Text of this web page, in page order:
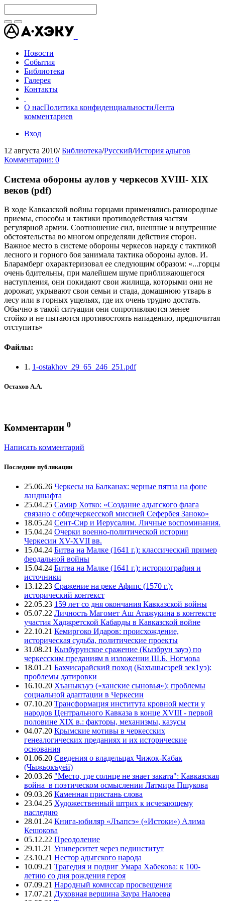
Новости
События
Библиотека
Галерея
Контакты
О насПолитика конфиденциальностиЛента
комментариев
Вход
12 августа 2010/ Библиотека/Русский/История адыгов
Комментарии: 0
Система обороны аулов у черкесов XVIII- XIX
веков (pdf)
В ходе Кавказской войны горцами применялись разнородные
приемы, способы и тактики противодействия частям
регулярной армии. Соотношение сил, внешние и внутренние
обстоятельства во многом определяли действия сторон.
Важное место в системе обороны черкесов наряду с тактикой
лесного и горного боя занимала тактика обороны аулов. И.
Бларамберг охарактеризовал ее следующим образом: «...горцы
очень бдительны, при малейшем шуме приближающегося
наступления, они покидают свои жилища, которыми они не
дорожат, укрывают свои семьи и стада, домашнюю утварь в
лесу или в горных ущельях, где их очень трудно достать.
Обычно в такой ситуации они сопротивляются менее
стойко и не пытаются противостоять нападению, предпочитая
отступить»
Файлы:
1. 1-ostakhov_29_65_246_251.pdf
Остахов А.А.
Комментарии 0
Написать комментарий
Последние публикации
25.06.26 Черкесы на Балканах: черные пятна на фоне
ландшафта
25.04.25 Самир Хотко: «Создание адыгского флага
связано с общечеркесской миссией Сефербея Заноко»
18.05.24 Сент-Сир и Иерусалим. Личные воспоминания.
15.04.24 Очерки военно-политической истории
Черкесии XV-XVII вв.
15.04.24 Битва на Малке (1641 г.): классический пример
феодальной войны
15.04.24 Битва на Малке (1641 г.): историография и
источники
13.12.23 Сражение на реке Афипс (1570 г.):
исторический контекст
22.05.23 159 лет со дня окончания Кавказской войны
05.07.22 Личность Магомет Аш Атажукина в контексте
участия Хаджретской Кабарды в Кавказской войне
22.10.21 Кемиргоко Идаров: происхождение,
историческая судьба, политические проекты
31.08.21 Кызбурунское сражение (Кызбрун зауэ) по
черкесским преданиям в изложении Ш.Б. Ногмова
18.01.21 Бахчисарайский поход (Бахъшысэрей зек1уэ):
проблемы датировки
16.10.20 Хъаныкъуэ («ханские сыновья»): проблемы
социальной адаптации в Черкесии
07.10.20 Трансформация института кровной мести у
народов Центрального Кавказа в конце XVIII - первой
половине XIX в.: факторы, механизмы, казусы
04.07.20 Крымские мотивы в черкесских
генеалогических преданиях и их исторические
основания
01.06.20 Сведения о владельцах Чижок-Кабак
(Чыжьокъуей)
20.03.26 "Место, где солнце не знает заката": Кавказская
война в поэтическом осмыслении Латмира Пшукова
09.03.26 Каменная пристань слова
23.04.25 Художественный штрих к исчезающему
наследию
28.01.24 Книга-юбиляр «Лъапсэ» («Истоки») Алима
Кешокова
05.12.22 Преодоление
29.11.21 Университет через пединститут
23.10.21 Нестор адыгского народа
10.09.21 Трагедия и подвиг Умара Хабекова: к 100-
летию со дня рождения героя
07.09.21 Народный комиссар просвещения
17.07.21 Духовная вершина Заура Налоева